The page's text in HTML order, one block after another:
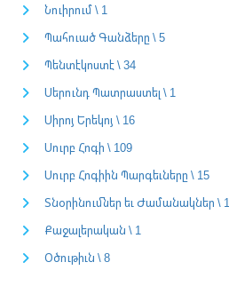
Նուիրում \ 1
Պահուած Գանձերը \ 5
Պենտէկոստէ \ 34
Սերունդ Պատրաստել \ 1
Սիրոյ Երեկոյ \ 16
Սուրբ Հոգի \ 109
Սուրբ Հոգիին Պարգեւները \ 15
Տնօրինումներ եւ Ժամանակներ \ 1
Քաջալերական \ 1
Օծութիւն \ 8